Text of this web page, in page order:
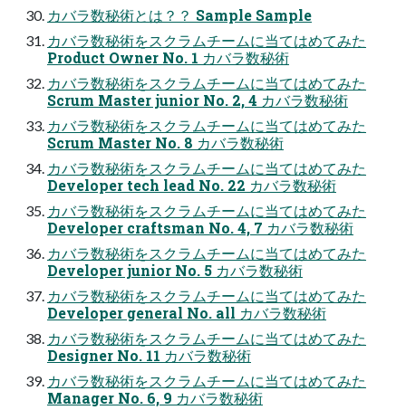
カバラ数秘術とは？？ Sample Sample
カバラ数秘術をスクラムチームに当てはめてみた
Product Owner No. 1 カバラ数秘術
カバラ数秘術をスクラムチームに当てはめてみた
Scrum Master junior No. 2, 4 カバラ数秘術
カバラ数秘術をスクラムチームに当てはめてみた
Scrum Master No. 8 カバラ数秘術
カバラ数秘術をスクラムチームに当てはめてみた
Developer tech lead No. 22 カバラ数秘術
カバラ数秘術をスクラムチームに当てはめてみた
Developer craftsman No. 4, 7 カバラ数秘術
カバラ数秘術をスクラムチームに当てはめてみた
Developer junior No. 5 カバラ数秘術
カバラ数秘術をスクラムチームに当てはめてみた
Developer general No. all カバラ数秘術
カバラ数秘術をスクラムチームに当てはめてみた
Designer No. 11 カバラ数秘術
カバラ数秘術をスクラムチームに当てはめてみた
Manager No. 6, 9 カバラ数秘術